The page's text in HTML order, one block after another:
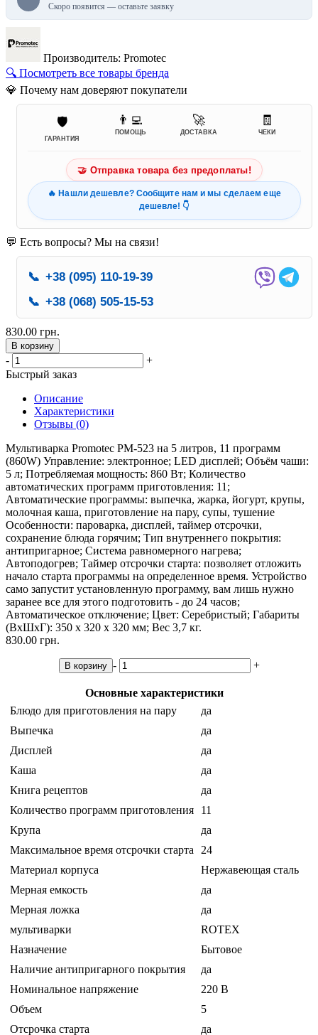
Скоро появится — оставьте заявку
Производитель: Promotec
🔍 Посмотреть все товары бренда
💎 Почему нам доверяют покупатели
🛡️
ГАРАНТИЯ
👨‍💻
ПОМОЩЬ
🚀
ДОСТАВКА
🧾
ЧЕКИ
🤝 Отправка товара без предоплаты!
🔥 Нашли дешевле? Сообщите нам и мы сделаем еще
дешевле! 👇
💬 Есть вопросы? Мы на связи!
📞 +38 (095) 110-19-39
📞 +38 (068) 505-15-53
830.00 грн.
В корзину
-
+
Быстрый заказ
Описание
Характеристики
Отзывы (0)
Мультиварка Promotec PM-523 на 5 литров, 11 программ
(860W) Управление: электронное; LED дисплей; Объём чаши:
5 л; Потребляемая мощность: 860 Вт; Количество
автоматических программ приготовления: 11;
Автоматические программы: выпечка, жарка, йогурт, крупы,
молочная каша, приготовление на пару, супы, тушение
Особенности: пароварка, дисплей, таймер отсрочки,
сохранение блюда горячим; Тип внутреннего покрытия:
антипригарное; Система равномерного нагрева;
Автоподогрев; Таймер отсрочки старта: позволяет отложить
начало старта программы на определенное время. Устройство
само запустит установленную программу, вам лишь нужно
заранее все для этого подготовить - до 24 часов;
Автоматическое отключение; Цвет: Серебристый; Габариты
(ВхШхГ): 350 х 320 х 320 мм; Вес 3,7 кг.
830.00 грн.
В корзину - +
Основные характеристики
Блюдо для приготовления на пару
да
Выпечка
да
Дисплей
да
Каша
да
Книга рецептов
да
Количество программ приготовления
11
Крупа
да
Максимальное время отсрочки старта
24
Материал корпуса
Нержавеющая сталь
Мерная емкость
да
Мерная ложка
да
мультиварки
ROTEX
Назначение
Бытовое
Наличие антипригарного покрытия
да
Номинальное напряжение
220 В
Объем
5
Отсрочка старта
да